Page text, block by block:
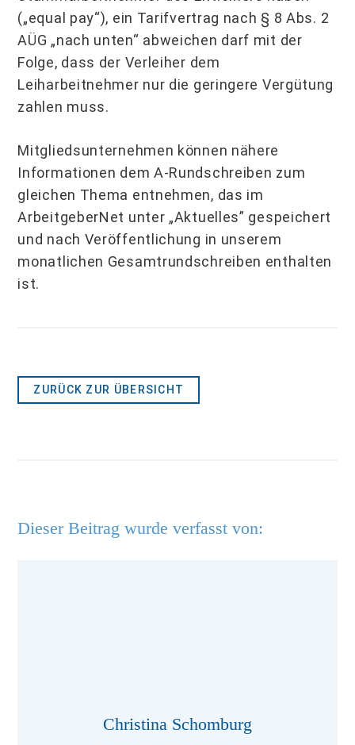
(„equal pay“), ein Tarifvertrag nach § 8 Abs. 2
AÜG „nach unten“ abweichen darf mit der
Folge, dass der Verleiher dem
Leiharbeitnehmer nur die geringere Vergütung
zahlen muss.
Mitgliedsunternehmen können nähere
Informationen dem A-Rundschreiben zum
gleichen Thema entnehmen, das im
ArbeitgeberNet unter „Aktuelles” gespeichert
und nach Veröffentlichung in unserem
monatlichen Gesamtrundschreiben enthalten
ist.
ZURÜCK ZUR ÜBERSICHT
Dieser Beitrag wurde verfasst von:
Christina Schomburg